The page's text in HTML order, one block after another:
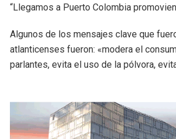
“Llegamos a Puerto Colombia
Algunos de los mensajes clave que
atlanticenses fueron: «modera el
parlantes, evita el uso de la pólvora,